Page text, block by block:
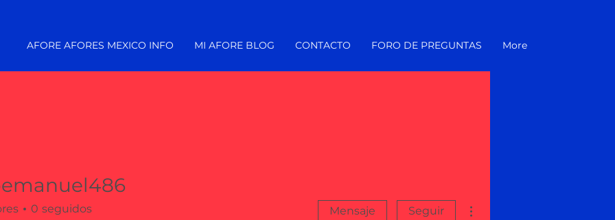
AFORE AFORES MEXICO INFO MI AFORE BLOG CONTACTO FORO DE PREGUNTAS More
0 seguidos Mensaje Seguir